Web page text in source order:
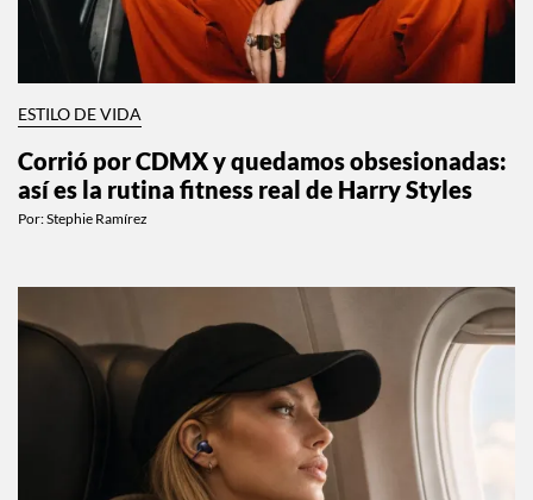
ESTILO DE VIDA
Corrió por CDMX y quedamos obsesionadas:
así es la rutina fitness real de Harry Styles
Por:Stephie Ramírez